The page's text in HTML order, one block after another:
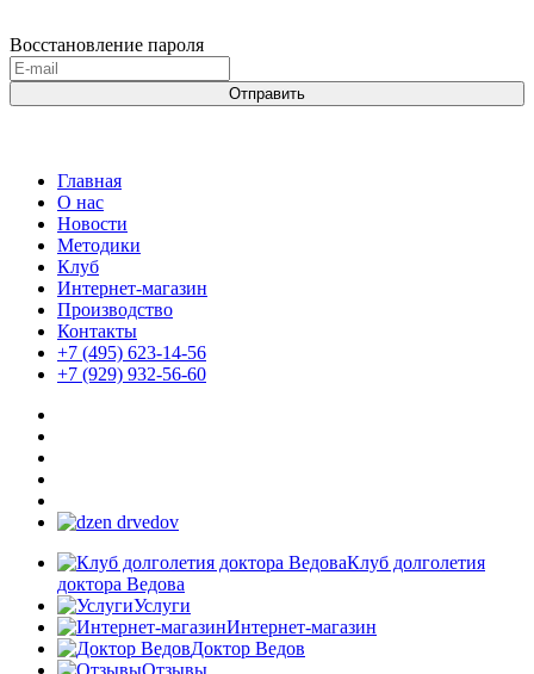
Восстановление пароля
Отправить
Главная
О нас
Новости
Методики
Клуб
Интернет-магазин
Производство
Контакты
+7 (495) 623-14-56
+7 (929) 932-56-60
Клуб долголетия
доктора Ведова
Услуги
Интернет-магазин
Доктор Ведов
Отзывы